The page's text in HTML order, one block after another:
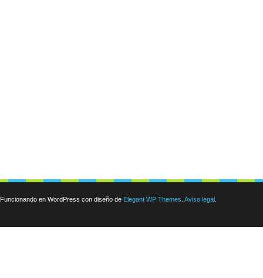
Funcionando en WordPress con diseño de Elegant WP Themes Aviso legal